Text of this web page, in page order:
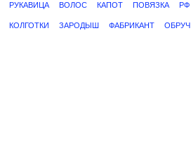
РУКАВИЦА ВОЛОС КАПОТ ПОВЯЗКА РФ
КОЛГОТКИ ЗАРОДЫШ ФАБРИКАНТ ОБРУЧ